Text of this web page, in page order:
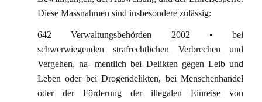
Diese Massnahmen sind insbesondere zulässig:
642 Verwaltungsbehörden 2002 • bei
schwerwiegenden strafrechtlichen Verbrechen und
Vergehen, na- mentlich bei Delikten gegen Leib und
Leben oder bei Drogendelikten, bei Menschenhandel
oder der Förderung der illegalen Einreise von